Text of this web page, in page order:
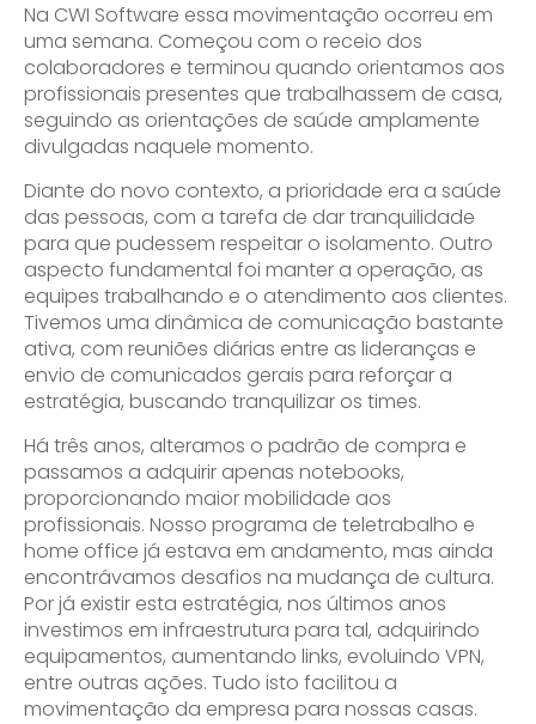
Na CWI Software essa movimentação ocorreu em
uma semana. Começou com o receio dos
colaboradores e terminou quando orientamos aos
profissionais presentes que trabalhassem de casa,
seguindo as orientações de saúde amplamente
divulgadas naquele momento.
Diante do novo contexto, a prioridade era a saúde
das pessoas, com a tarefa de dar tranquilidade
para que pudessem respeitar o isolamento. Outro
aspecto fundamental foi manter a operação, as
equipes trabalhando e o atendimento aos clientes.
Tivemos uma dinâmica de comunicação bastante
ativa, com reuniões diárias entre as lideranças e
envio de comunicados gerais para reforçar a
estratégia, buscando tranquilizar os times.
Há três anos, alteramos o padrão de compra e
passamos a adquirir apenas notebooks,
proporcionando maior mobilidade aos
profissionais. Nosso programa de teletrabalho e
home office já estava em andamento, mas ainda
encontrávamos desafios na mudança de cultura.
Por já existir esta estratégia, nos últimos anos
investimos em infraestrutura para tal, adquirindo
equipamentos, aumentando links, evoluindo VPN,
entre outras ações. Tudo isto facilitou a
movimentação da empresa para nossas casas.